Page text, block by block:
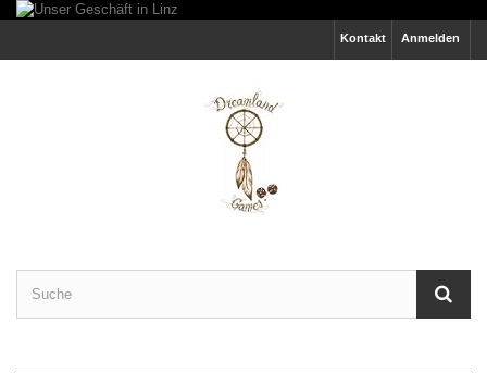
Anmelden
Kontakt